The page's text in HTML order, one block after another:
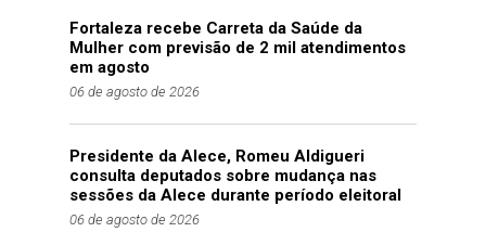
Fortaleza recebe Carreta da Saúde da
Mulher com previsão de 2 mil atendimentos
em agosto
06 de agosto de 2026
Presidente da Alece, Romeu Aldigueri
consulta deputados sobre mudança nas
sessões da Alece durante período eleitoral
06 de agosto de 2026